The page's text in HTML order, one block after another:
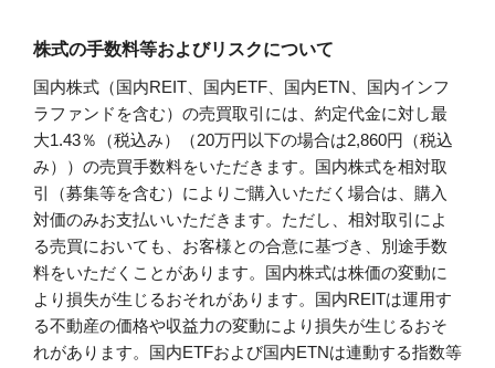
株式の手数料等およびリスクについて
国内株式（国内REIT、国内ETF、国内ETN、国内インフ
ラファンドを含む）の売買取引には、約定代金に対し最
大1.43％（税込み）（20万円以下の場合は2,860円（税込
み））の売買手数料をいただきます。国内株式を相対取
引（募集等を含む）によりご購入いただく場合は、購入
対価のみお支払いいただきます。ただし、相対取引によ
る売買においても、お客様との合意に基づき、別途手数
料をいただくことがあります。国内株式は株価の変動に
より損失が生じるおそれがあります。国内REITは運用す
る不動産の価格や収益力の変動により損失が生じるおそ
れがあります。国内ETFおよび国内ETNは連動する指数等